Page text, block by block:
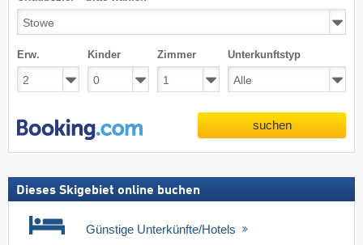
Erw. Kinder Zimmer Unterkunftstyp
suchen
Dieses Skigebiet online buchen
Günstige Unterkünfte/Hotels